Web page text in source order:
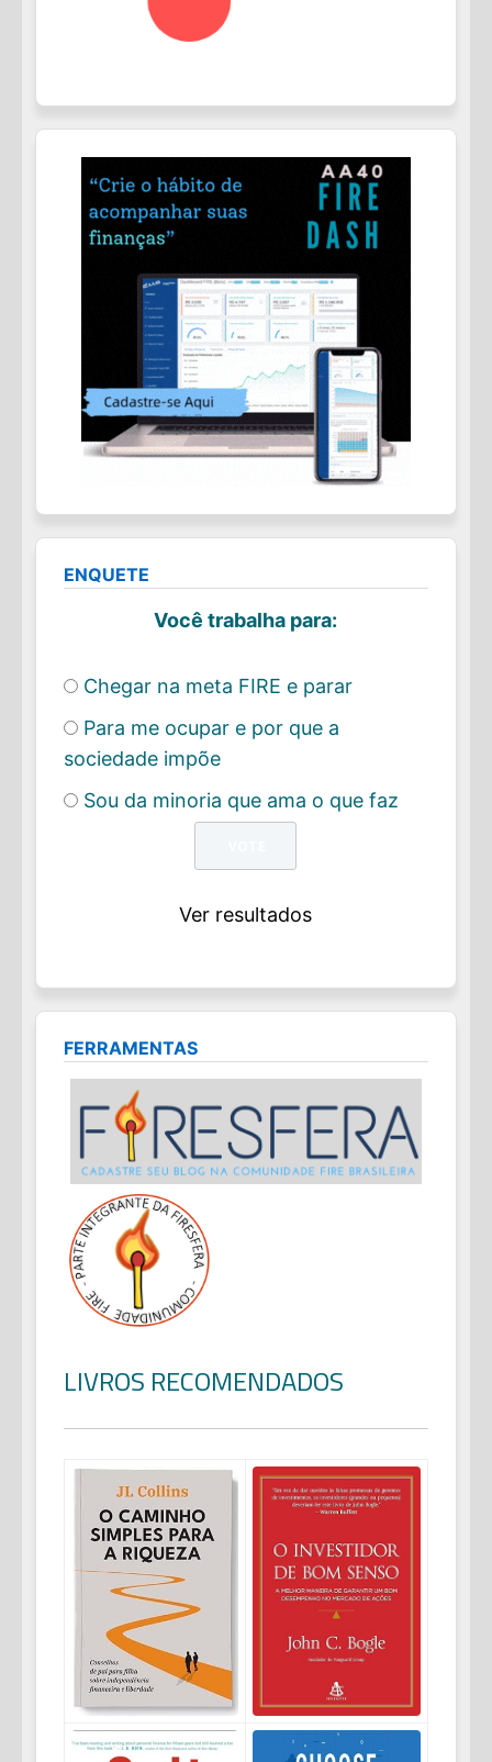
ENQUETE
Você trabalha para:
Chegar na meta FIRE e parar
Para me ocupar e por que a
sociedade impõe
Sou da minoria que ama o que faz
Ver resultados
FERRAMENTAS
LIVROS RECOMENDADOS